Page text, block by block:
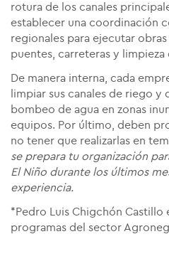
rotura de los canales
establecer una coordinación
regionales para ejecutar
puentes, carreteras y limpieza
De manera interna, cada
limpiar sus canales de riego
bombeo de agua en zonas
equipos. Por último, deben
no tener que realizarlas en
se prepara tu organización
El Niño durante los últimos
experiencia.
*Pedro Luis Chigchón Castillo
programas del sector